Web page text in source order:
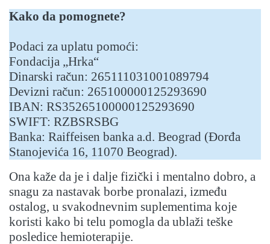
Kako da pomognete?
Podaci za uplatu pomoći:
Fondacija „Hrka“
Dinarski račun: 265111031001089794
Devizni račun: 265100000125293690
IBAN: RS35265100000125293690
SWIFT: RZBSRSBG
Banka: Raiffeisen banka a.d. Beograd (Đorđa
Stanojevića 16, 11070 Beograd).
Ona kaže da je i dalje fizički i mentalno dobro, a
snagu za nastavak borbe pronalazi, između
ostalog, u svakodnevnim suplementima koje
koristi kako bi telu pomogla da ublaži teške
posledice hemioterapije.